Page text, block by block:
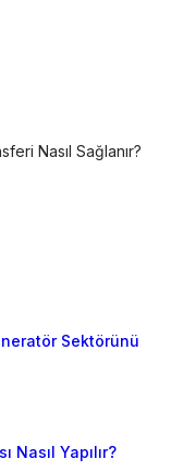
Nasıl Sağlanır?
Sektörünü
Nasıl Yapılır?